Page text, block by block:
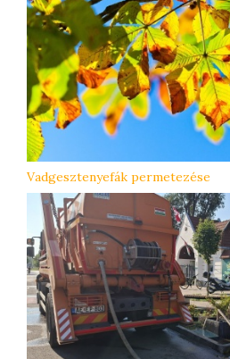
Vadgesztenyefák permetezése